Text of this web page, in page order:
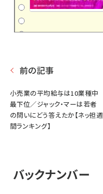
前の記事
小売業の平均給与は10業種中
最下位／ジャック・マーは若者
の問いにどう答えたか【ネッ担週
間ランキング】
バックナンバー